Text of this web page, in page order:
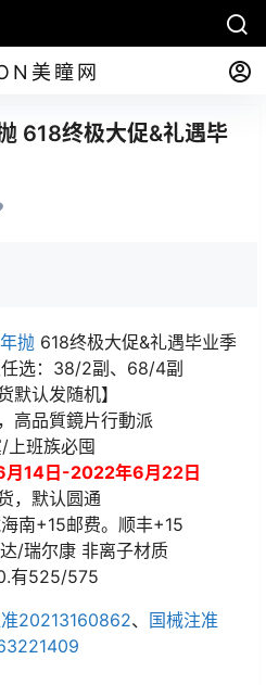
美瞳网
618终极大促&礼遇毕
抛618终极大促&礼遇毕业季
选：38/2副、68/4副
默认发随机】
高品質鏡片行動派
上班族必囤
14日-2022年6月22日
，默认圆通
南+15邮费。顺丰+15
/瑞尔康 非离子材质
有525/575
20213160862、 国械注准